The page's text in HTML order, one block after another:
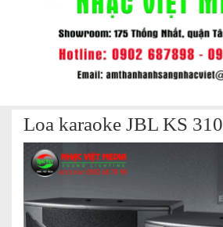
Loa karaoke JBL KS 310